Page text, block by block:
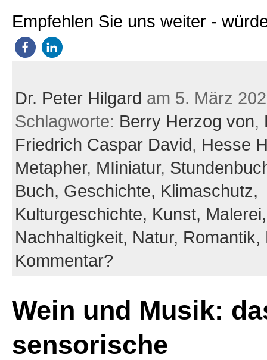
Empfehlen Sie uns weiter -
Dr. Peter Hilgard am 5. März
Schlagworte: Berry Herzog von,
Friedrich Caspar David, Hesse
Metapher, MIiniatur,
Buch, Geschichte, Klimaschutz,
Kulturgeschichte, Kunst, Malerei,
Nachhaltigkeit, Natur, Romantik,
Kommentar?
Wein und Musik:
sensorische